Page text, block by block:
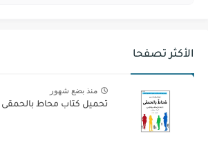
الأكثر تصفحا
منذ بضع شهور
تحميل كتاب محاط بالحمقى PDF